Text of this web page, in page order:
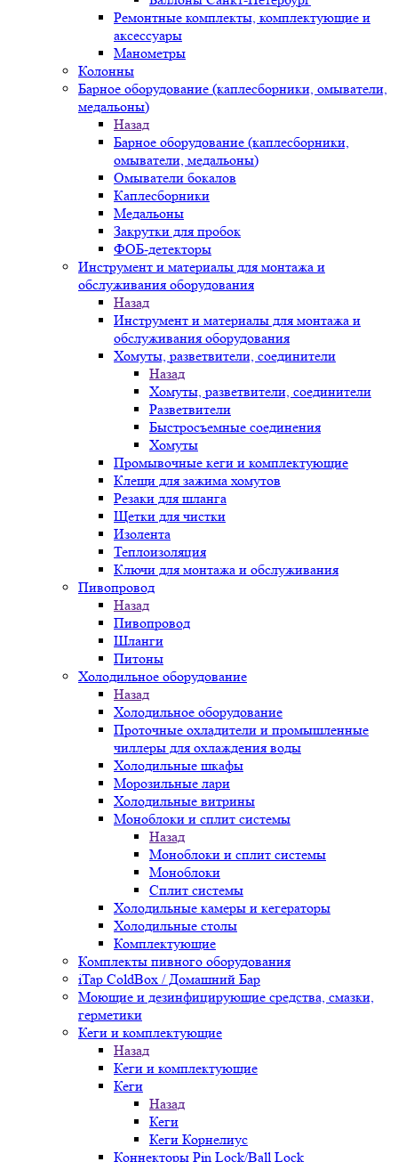
Ремонтные комплекты, комплектующие и
аксессуары
Манометры
Колонны
Барное оборудование (каплесборники, омыватели,
медальоны)
Назад
Барное оборудование (каплесборники,
омыватели, медальоны)
Омыватели бокалов
Каплесборники
Медальоны
Закрутки для пробок
ФОБ-детекторы
Инструмент и материалы для монтажа и
обслуживания оборудования
Назад
Инструмент и материалы для монтажа и
обслуживания оборудования
Хомуты, разветвители, соединители
Назад
Хомуты, разветвители, соединители
Разветвители
Быстросъемные соединения
Хомуты
Промывочные кеги и комплектующие
Клещи для зажима хомутов
Резаки для шланга
Щетки для чистки
Изолента
Теплоизоляция
Ключи для монтажа и обслуживания
Пивопровод
Назад
Пивопровод
Шланги
Питоны
Холодильное оборудование
Назад
Холодильное оборудование
Проточные охладители и промышленные
чиллеры для охлаждения воды
Холодильные шкафы
Морозильные лари
Холодильные витрины
Моноблоки и сплит системы
Назад
Моноблоки и сплит системы
Моноблоки
Сплит системы
Холодильные камеры и кегераторы
Холодильные столы
Комплектующие
Комплекты пивного оборудования
iTap ColdBox / Домашний Бар
Моющие и дезинфицирующие средства, смазки,
герметики
Кеги и комплектующие
Назад
Кеги и комплектующие
Кеги
Назад
Кеги
Кеги Корнелиус
Коннекторы Pin Lock/Ball Lock